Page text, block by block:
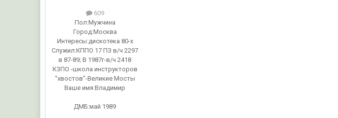
609
Пол:Мужчина
Город:Москва
Интересы:дискотека 80-х
Служил:КППО 17 ПЗ в/ч 2297
в 87-89; В 1987г-в/ч 2418
КЗПО -школа инструкторов
"хвостов"-Великие Мосты
Ваше имя:Владимир
ДМБ:май 1989